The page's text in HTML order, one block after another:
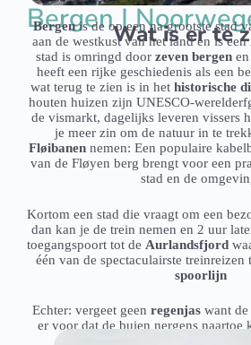
Bergen |Wat is er te
Bergenis de op een na grootste stad
aan de westkust van het land en is
stad is omringd door zeven bergen
heeft een rijke geschiedenis als een
wat terug te zien is in het historische
houten huizen zijn UNESCO-
de vismarkt, dagelijks leveren vissers
je meer zin om de natuur in te
Fløibanen nemen: Een populaire
van de Fløyen berg brengt voor een
stad en de
Kortom een stad die vraagt om een
dan kan je de trein nemen en 2 uur
toegangspoort tot de Aurlandsfjord
één van de spectaculairste treinreizen
spoorlijn
Echter: vergeet geen regenjas want
er voor dat de buien nergens naartoe